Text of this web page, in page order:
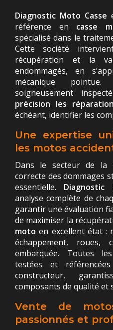
Diagnostic Moto Casse
référence en casse
spécialisé dans le
Cette société
récupération et la
endommagés, en
mécanique
soigneusement
précision les
échéant, identifier les
Une expertise
les motos
Dans le secteur de la
correcte des dommages
essentielle.
analyse complète de
garantir une évaluation
de maximiser la
moto en excellent état :
échappement, roues,
embarquée. Toutes
testées et
constructeur,
composants de qualité et
Vente de
passionnés et